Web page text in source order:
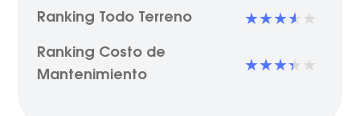
Ranking Todo Terreno
Ranking Costo de
Mantenimiento